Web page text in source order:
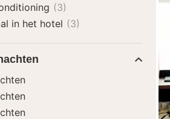
(3)
in het hotel (3)